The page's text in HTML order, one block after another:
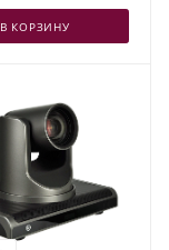
В КОРЗИНУ